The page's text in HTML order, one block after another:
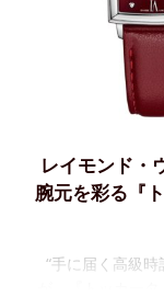
レイモンド・
腕元を彩る『
“手に届く高級